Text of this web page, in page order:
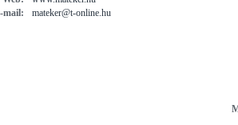
mail:
mateker@t-online.hu